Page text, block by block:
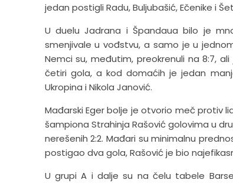
jedan postigli Radu, Buljubašić, Ečenike i
U duelu Jadrana i Špandaua bilo je
smenjivale u vođstvu, a samo je u
Nemci su, međutim, preokrenuli na 8:7,
četiri gola, a kod domaćih je jedan
Ukropina i Nikola Janović.
Mađarski Eger bolje je otvorio meč protiv
šampiona Strahinja Rašović golovima u
nerešenih 2:2. Mađari su minimalnu
postigao dva gola, Rašović je bio
U grupi A i dalje su na čelu tabele